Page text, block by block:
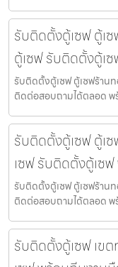
รับติดตั้งตู้เซฟ ตู้เ
ตู้เซฟ รับติดตั้งตู้เ
รับติดตั้งตู้เซฟ ตู้เซฟร้าน
ติดต่อสอบถามได้ตลอด พ
รับติดตั้งตู้เซฟ ตู้เ
เซฟ รับติดตั้งตู้เซ
รับติดตั้งตู้เซฟ ตู้เซฟร้าน
ติดต่อสอบถามได้ตลอด พ
รับติดตั้งตู้เซฟ เข